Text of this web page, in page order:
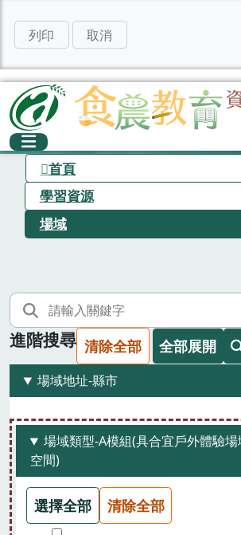
列印 取消
首頁
學習資源
場域
進階搜尋 清除全部 全部展開
場域地址-縣市
場域類型-A模組(具合宜戶外體驗
空間)
選擇全部 清除全部